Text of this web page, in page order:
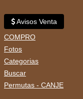
Avisos Venta
COMPRO
Fotos
Categorias
Buscar
Permutas - CANJE